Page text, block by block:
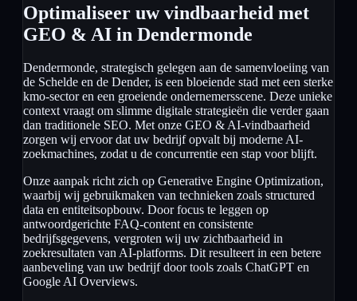
Optimaliseer uw vindbaarheid met
GEO & AI in Dendermonde
Dendermonde, strategisch gelegen aan de samenvloeiing van
de Schelde en de Dender, is een bloeiende stad met een sterke
kmo-sector en een groeiende ondernemersscene. Deze unieke
context vraagt om slimme digitale strategieën die verder gaan
dan traditionele SEO. Met onze GEO & AI-vindbaarheid
zorgen wij ervoor dat uw bedrijf opvalt bij moderne AI-
zoekmachines, zodat u de concurrentie een stap voor blijft.
Onze aanpak richt zich op Generative Engine Optimization,
waarbij wij gebruikmaken van technieken zoals structured
data en entiteitsopbouw. Door focus te leggen op
antwoordgerichte FAQ-content en consistente
bedrijfsgegevens, vergroten wij uw zichtbaarheid in
zoekresultaten van AI-platforms. Dit resulteert in een betere
aanbeveling van uw bedrijf door tools zoals ChatGPT en
Google AI Overviews.